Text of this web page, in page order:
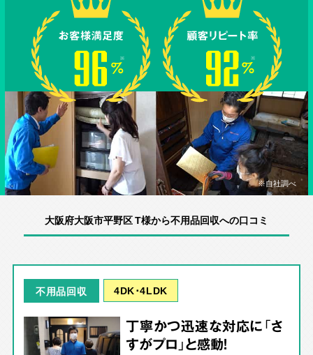
※自社調べ
大阪府大阪市平野区 T様から不用品回収への口コミ
不用品回収 4DK･4LDK
丁寧かつ迅速な対応に「さ
すがプロ」と感動！